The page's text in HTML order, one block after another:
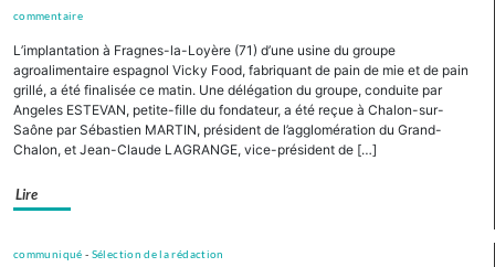
commentaireon
autres
Régions,
la
Bourgogne-
L’implantation à Fragnes-la-Loyère (71) d’une usine du groupe
agroalimentaire espagnol Vicky Food, fabriquant de pain de mie et de pain
grillé, a été finalisée ce matin. Une délégation du groupe, conduite par
Angeles ESTEVAN, petite-fille du fondateur, a été reçue à Chalon-sur-
Saône par Sébastien MARTIN, président de l’agglomération du Grand-
Chalon, et Jean-Claude LAGRANGE, vice-président de […]
Lire
communiqué - Sélection de la rédaction